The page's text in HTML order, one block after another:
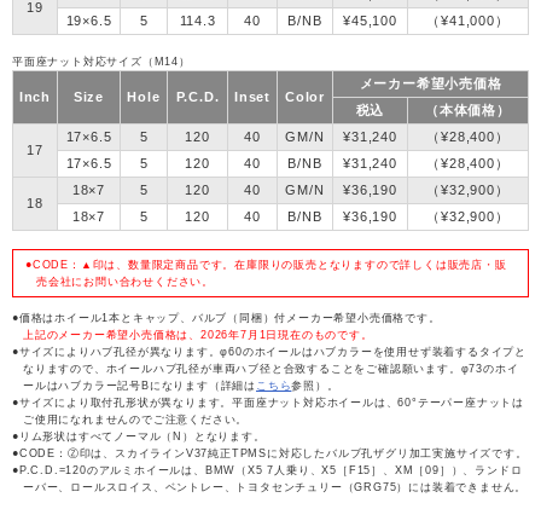
19
19×6.5
5 114.3 40 B/NB ¥45,100 （¥41,000）
平面座ナット対応サイズ（M14）
Inch Size Hole P.C.D. Inset Color
メーカー希望小売価格
税込
（本体価格）
17
17×6.5 5 120 40 GM/N ¥31,240
（¥28,400）
17×6.5
5 120 40 B/NB ¥31,240 （¥28,400）
18
18×7 5 120 40 GM/N ¥36,190
（¥32,900）
18×7
5 120 40 B/NB ¥36,190 （¥32,900）
●CODE：▲印は、数量限定商品です。在庫限りの販売となりますので詳しくは販売店・販
売会社にお問い合わせください。
価格はホイール1本とキャップ、バルブ（同梱）付メーカー希望小売価格です。
上記のメーカー希望小売価格は、2026年7月1日現在のものです。
サイズによりハブ孔径が異なります。φ60のホイールはハブカラーを使用せず装着するタイプと
なりますので、ホイールハブ孔径が車両ハブ径と合致することをご確認願います。φ73のホイ
ールはハブカラー記号Bになります（詳細は こちら参照）。
サイズにより取付孔形状が異なります。平面座ナット対応ホイールは、60°テーパー座ナットは
ご使用になれませんのでご注意ください。
リム形状はすべてノーマル（N）となります。
CODE：Ⓩ印は、スカイラインV37純正TPMSに対応したバルブ孔ザグリ加工実施サイズです。
P.C.D.=120のアルミホイールは、BMW（X5 7人乗り、X5［F15］、XM［09］）、ランドロ
ーバー、ロールスロイス、ベントレー、トヨタセンチュリー（GRG75）には装着できません。